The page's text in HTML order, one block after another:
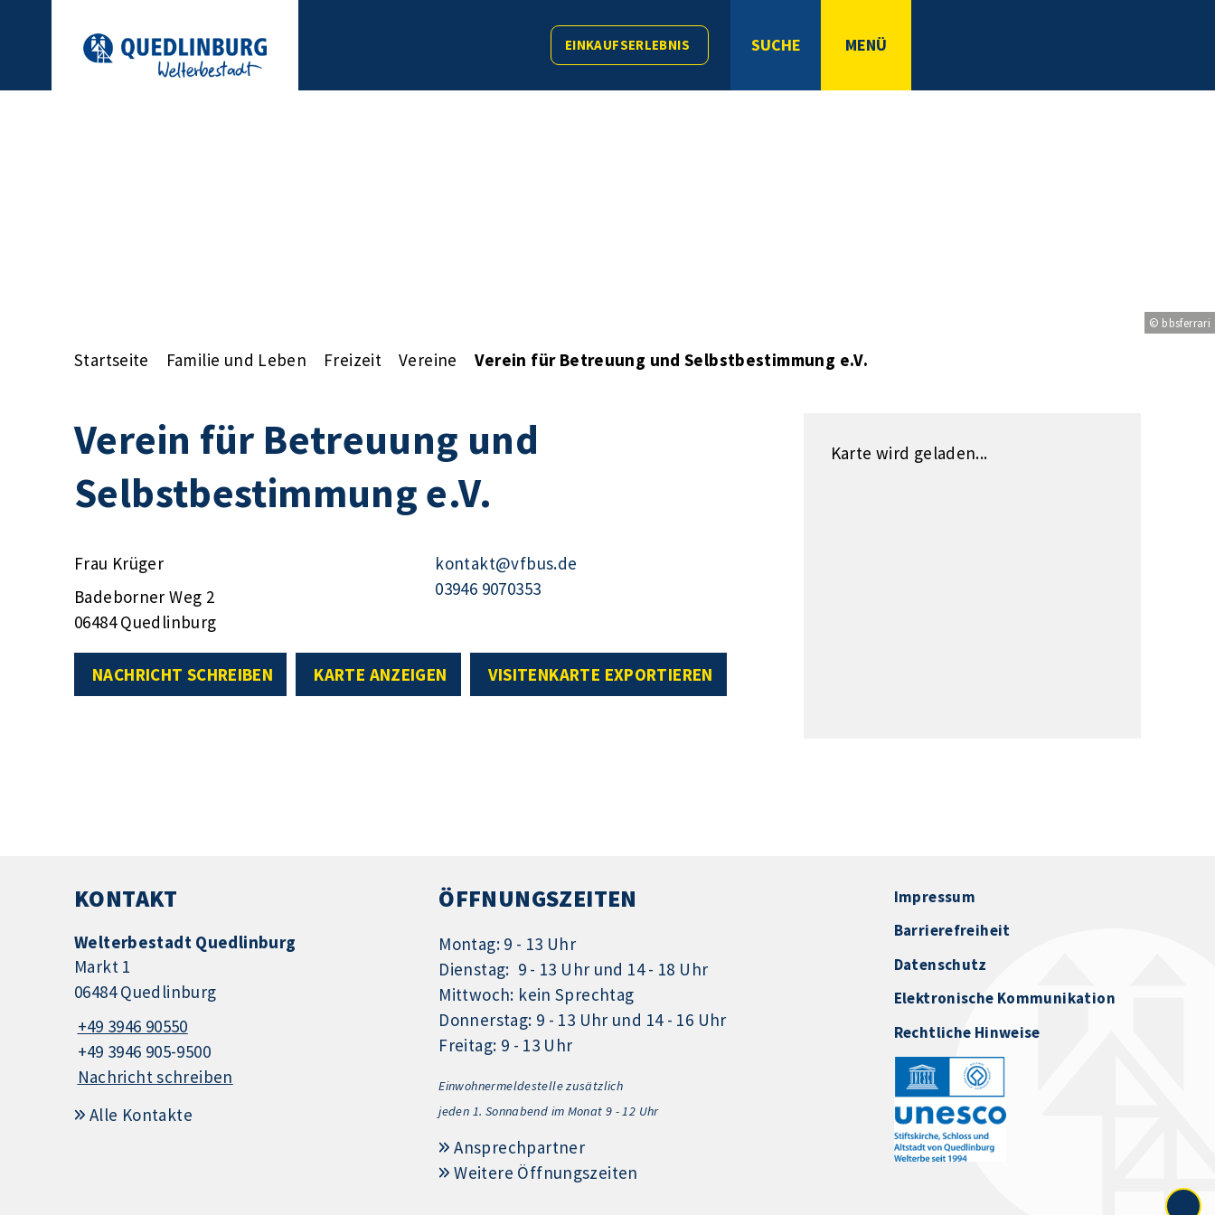
EINKAUFSERLEBNIS SUCHE MENÜ
© bbsferrari
Startseite Familie und Leben Freizeit Vereine Verein für Betreuung und Selbstbestimmung e.V.
Verein für Betreuung und
Selbstbestimmung e.V.
Frau Krüger
Badeborner Weg 2
06484 Quedlinburg
kontakt@vfbus.de
03946 9070353
NACHRICHT SCHREIBEN KARTE ANZEIGEN VISITENKARTE EXPORTIEREN
Karte wird geladen...
KONTAKT
Welterbestadt Quedlinburg
Markt 1
06484 Quedlinburg
+49 3946 90550
+49 3946 905-9500
Nachricht schreiben
Alle Kontakte
ÖFFNUNGSZEITEN
Montag: 9 - 13 Uhr
Dienstag: 9 - 13 Uhr und 14 - 18 Uhr
Mittwoch: kein Sprechtag
Donnerstag: 9 - 13 Uhr und 14 - 16 Uhr
Freitag: 9 - 13 Uhr
Einwohnermeldestelle zusätzlich
jeden 1. Sonnabend im Monat 9 - 12 Uhr
Ansprechpartner
Weitere Öffnungszeiten
Impressum
Barrierefreiheit
Datenschutz
Elektronische Kommunikation
Rechtliche Hinweise